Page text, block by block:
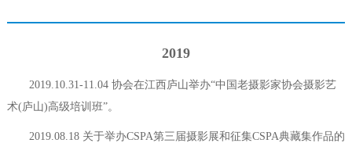
2019
2019.10.31-11.04 协会在江西庐山举办“中国老摄影家协会摄影艺
术(庐山)高级培训班”。
2019.08.18 关于举办CSPA第三届摄影展和征集CSPA典藏集作品的